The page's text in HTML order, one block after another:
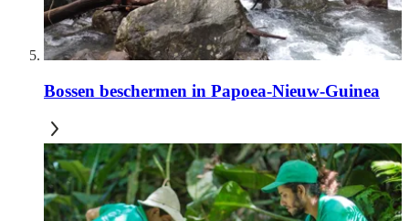
Bossen beschermen in Papoea-Nieuw-Guinea